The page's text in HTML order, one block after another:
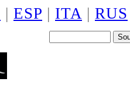
| ESP | ITA | RUS